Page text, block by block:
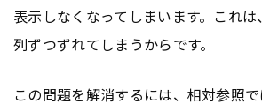
表示しなくなってしまいます。これ
列ずつずれてしまうからです。
この問題を解消するには、相対参照